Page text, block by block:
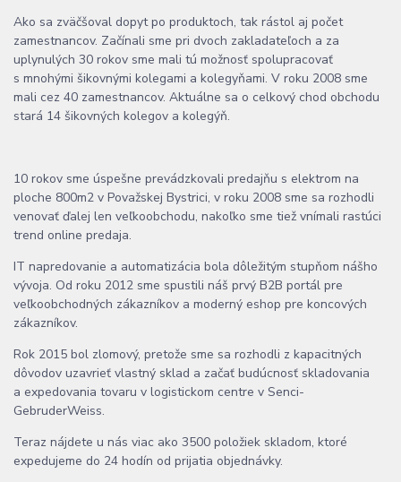
Ako sa zväčšoval dopyt po produktoch, tak rástol aj počet
zamestnancov. Začínali sme pri dvoch zakladateľoch a za
uplynulých 30 rokov sme mali tú možnosť spolupracovať
s mnohými šikovnými kolegami a kolegyňami. V roku 2008 sme
mali cez 40 zamestnancov. Aktuálne sa o celkový chod obchodu
stará 14 šikovných kolegov a kolegýň.
10 rokov sme úspešne prevádzkovali predajňu s elektrom na
ploche 800m2 v Považskej Bystrici, v roku 2008 sme sa rozhodli
venovať ďalej len veľkoobchodu, nakoľko sme tiež vnímali rastúci
trend online predaja.
IT napredovanie a automatizácia bola dôležitým stupňom nášho
vývoja. Od roku 2012 sme spustili náš prvý B2B portál pre
veľkoobchodných zákazníkov a moderný eshop pre koncových
zákazníkov.
Rok 2015 bol zlomový, pretože sme sa rozhodli z kapacitných
dôvodov uzavrieť vlastný sklad a začať budúcnosť skladovania
a expedovania tovaru v logistickom centre v Senci-
GebruderWeiss.
Teraz nájdete u nás viac ako 3500 položiek skladom, ktoré
expedujeme do 24 hodín od prijatia objednávky.